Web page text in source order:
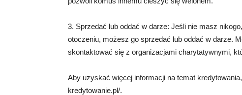
3. Sprzedać lub oddać w darze: Jeśli nie masz
otoczeniu, możesz go sprzedać lub oddać w darze.
skontaktować się z organizacjami charytatywnymi,
Aby uzyskać więcej informacji na temat
kredytowanie.pl/.